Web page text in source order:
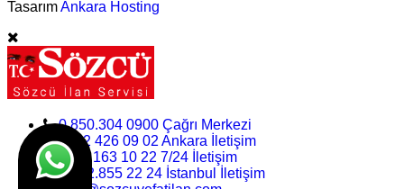
TasarımAnkara Hosting
0.850.304 0900 Çağrı Merkezi
0312 426 09 02 Ankara İletişim
0.532.163 10 22 7/24 İletişim
0.212.855 22 24 İstanbul İletişim